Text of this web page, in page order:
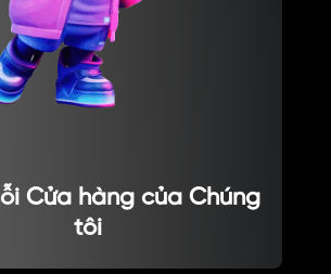
Cửa hàng của Chúng
tôi